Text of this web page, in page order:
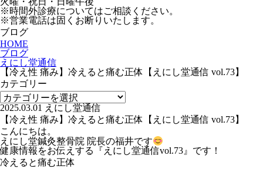
※時間外診療についてはご相談ください。
※営業電話は固くお断りいたします。
ブログ
HOME
ブログ
えにし堂通信
【冷え性 痛み】冷えると痛む正体【えにし堂通信 vol.73】
カテゴリー
2025.03.01 えにし堂通信
【冷え性 痛み】冷えると痛む正体【えにし堂通信 vol.73】
こんにちは。
えにし堂鍼灸整骨院 院長の福井です
健康情報をお伝えする『えにし堂通信vol.73』です！
冷えると痛む正体